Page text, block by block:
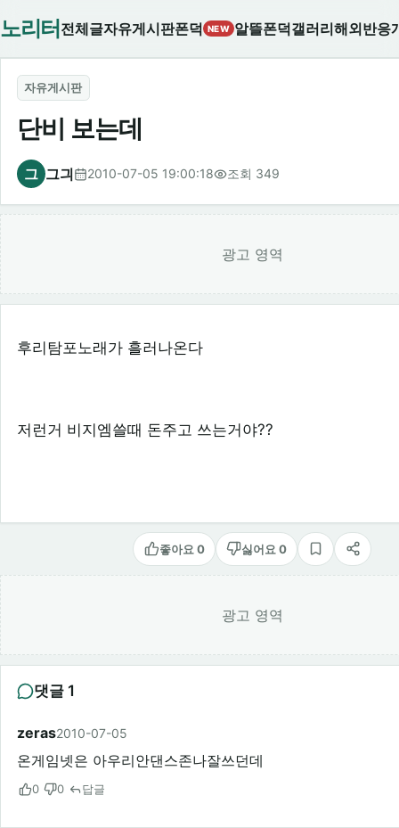
노리터 전체글자유게시판폰덕 NEW 알뜰폰덕갤러리해외반응
자유게시판
단비 보는데
그 그긔 2010-07-05 19:00:18 조회 349
광고 영역
후리탐포노래가 흘러나온다
저런거 비지엠쓸때 돈주고 쓰는거야??
좋아요 0 싫어요 0
스크랩공유
광고 영역
댓글 1
zeras2010-07-05
온게임넷은 아우리안댄스존나잘쓰던데
0 0 답글